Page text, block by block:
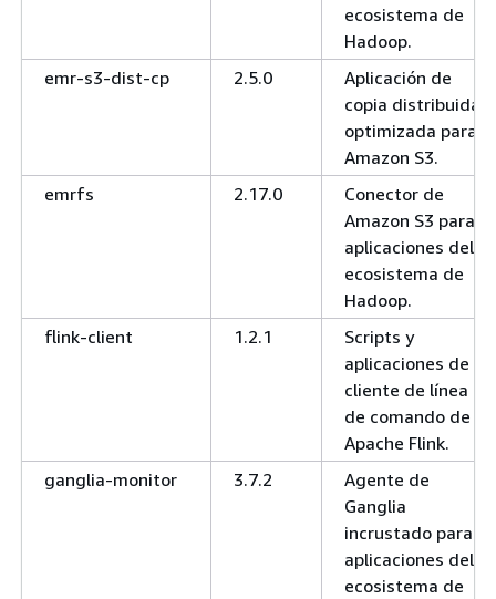
ecosistema de
Hadoop.
emr-s3-dist-cp
2.5.0
Aplicación de
copia distribuida
optimizada para
Amazon S3.
emrfs
2.17.0
Conector de
Amazon S3 para
aplicaciones del
ecosistema de
Hadoop.
flink-client
1.2.1
Scripts y
aplicaciones de
cliente de línea
de comando de
Apache Flink.
ganglia-monitor
3.7.2
Agente de
Ganglia
incrustado para
aplicaciones del
ecosistema de